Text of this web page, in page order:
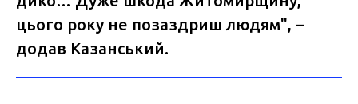
цього року не позаздриш людям", –
додав Казанський.